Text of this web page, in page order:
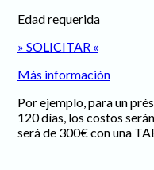
Edad requerida
» SOLICITAR «
Más información
Por ejemplo, para un
120 días, los costos
será de 300€ con una